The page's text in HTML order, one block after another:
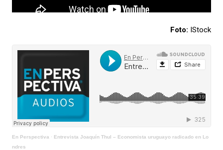
Foto: IStock
En Perspectiva · Entrevista Joaquín Thul – Economista uruguayo radicado en Lo
ndres